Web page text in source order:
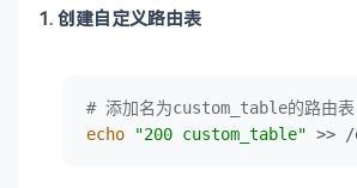
1. 创建自定义路由表
# 添加名为custom_table的路由表
echo
"200 custom_table" >>